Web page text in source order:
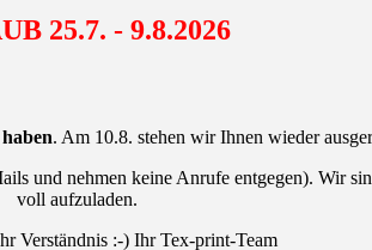
25.7. - 9.8.2026
. Am 10.8. stehen wir Ihnen wieder
und nehmen keine Anrufe entgegen). Wir
voll aufzuladen.
Verständnis :-) Ihr Tex-print-Team